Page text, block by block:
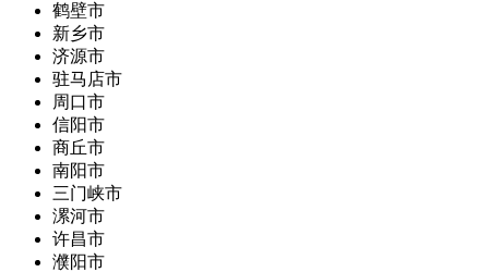
鹤壁市
新乡市
济源市
驻马店市
周口市
信阳市
商丘市
南阳市
三门峡市
漯河市
许昌市
濮阳市